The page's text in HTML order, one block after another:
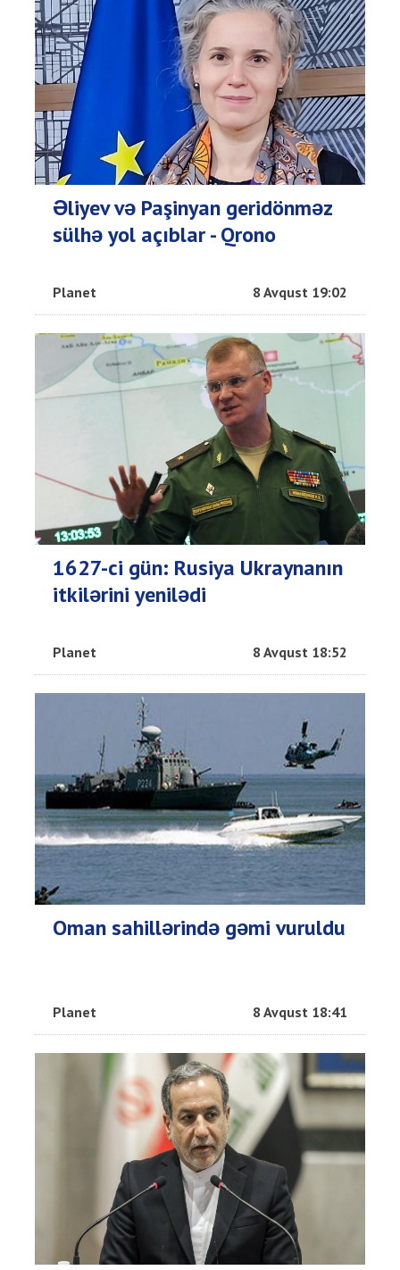
Əliyev və Paşinyan geridönməz
sülhə yol açıblar - Qrono
Planet 8 Avqust 19:02
1627-ci gün: Rusiya Ukraynanın
itkilərini yenilədi
Planet 8 Avqust 18:52
Oman sahillərində gəmi vuruldu
Planet 8 Avqust 18:41